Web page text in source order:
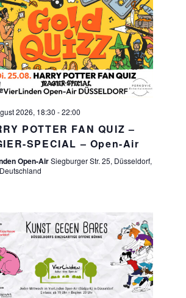
2026, 18:30 -22:00
POTTER FAN QUIZ –
SPECIAL – Open-Air
Open-AirSiegburger Str. 25, Düsseldorf,